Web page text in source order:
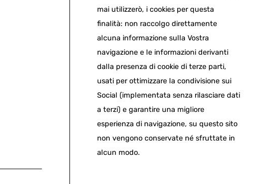
mai utilizzerò, i cookies per questa
finalità: non raccolgo direttamente
alcuna informazione sulla Vostra
navigazione e le informazioni derivanti
dalla presenza di cookie di terze parti,
usati per ottimizzare la condivisione sui
Social (implementata senza rilasciare dati
a terzi) e garantire una migliore
esperienza di navigazione, su questo sito
non vengono conservate né sfruttate in
alcun modo.